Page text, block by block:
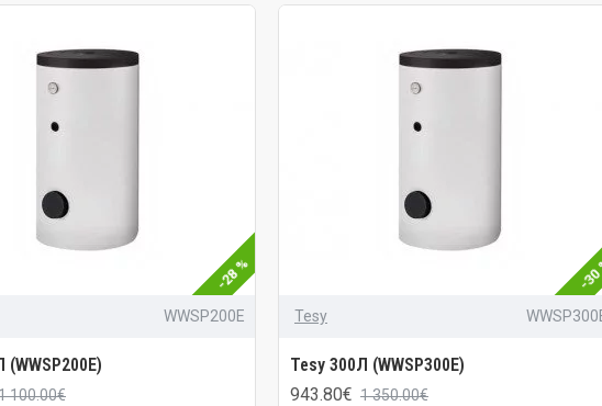
-28 %
WWSP200E
100.00€
-
Tesy
Tesy 300Л (WWSP300E)
943.80€ 1 350.00€